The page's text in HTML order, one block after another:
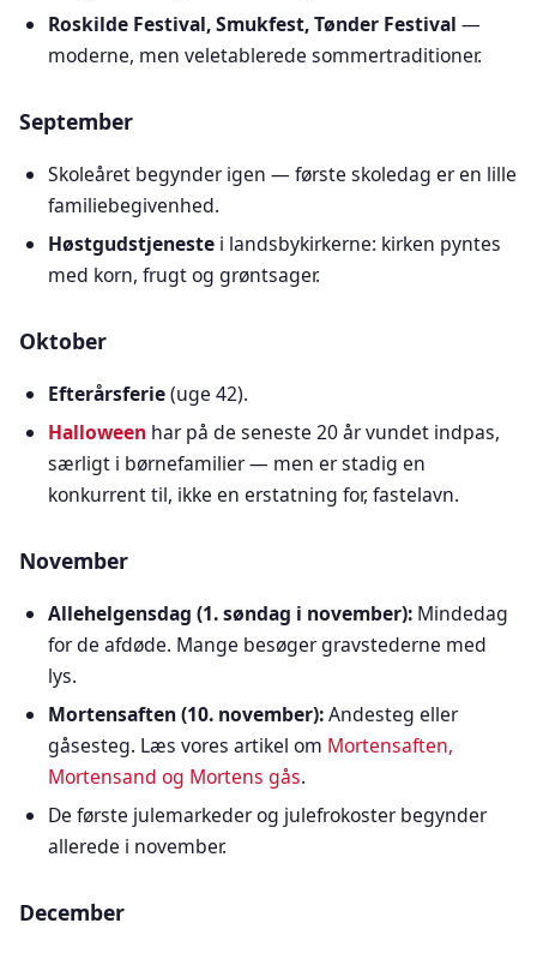
Roskilde Festival, Smukfest, Tønder Festival —
moderne, men veletablerede sommertraditioner.
September
Skoleåret begynder igen — første skoledag er en lille
familiebegivenhed.
Høstgudstjeneste i landsbykirkerne: kirken pyntes
med korn, frugt og grøntsager.
Oktober
Efterårsferie(uge 42).
Halloween har på de seneste 20 år vundet indpas,
særligt i børnefamilier — men er stadig en
konkurrent til, ikke en erstatning for, fastelavn.
November
Allehelgensdag (1. søndag i november): Mindedag
for de afdøde. Mange besøger gravstederne med
lys.
Mortensaften (10. november):Andesteg eller
gåsesteg. Læs vores artikel om Mortensaften,
Mortensand og Mortens gås.
De første julemarkeder og julefrokoster begynder
allerede i november.
December